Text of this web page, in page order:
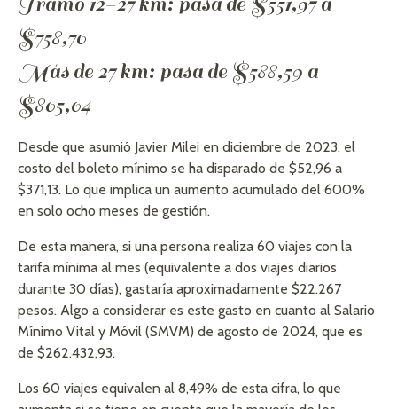
$758,70
Más de 27 km: pasa de $588,59 a
$805,04
Desde que asumió Javier Milei en diciembre de 2023, el
costo del boleto mínimo se ha disparado de $52,96 a
$371,13. Lo que implica un aumento acumulado del 600%
en solo ocho meses de gestión.
De esta manera, si una persona realiza 60 viajes con la
tarifa mínima al mes (equivalente a dos viajes diarios
durante 30 días), gastaría aproximadamente $22.267
pesos. Algo a considerar es este gasto en cuanto al Salario
Mínimo Vital y Móvil (SMVM) de agosto de 2024, que es
de $262.432,93.
Los 60 viajes equivalen al 8,49% de esta cifra, lo que